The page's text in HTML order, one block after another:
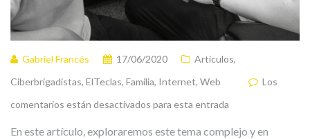
Gabriel Francés 17/06/2020 Artículos,
Ciberbrigadistas, ElTeclas, Familia, Internet, Web
Los
comentarios están desactivados para esta entrada
En este artículo, exploraremos este tema complejo y en